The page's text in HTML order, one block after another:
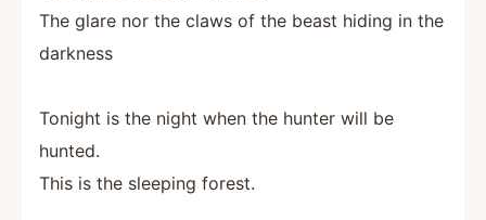
The glare nor the claws of the beast hiding in the
darkness
Tonight is the night when the hunter will be
hunted.
This is the sleeping forest.